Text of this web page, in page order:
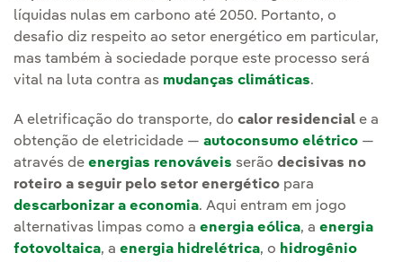
líquidas nulas em carbono até 2050. Portanto, o
desafio diz respeito ao setor energético em particular,
mas também à sociedade porque este processo será
vital na luta contra as mudanças climáticas.
A eletrificação do transporte, do calor residencial e a
obtenção de eletricidade — autoconsumo elétrico —
através de energias renováveis serão decisivas no
roteiro a seguir pelo setor energético para
descarbonizar a economia. Aqui entram em jogo
alternativas limpas como a energia eólica, a energia
fotovoltaica, a energia hidrelétrica, o hidrogênio